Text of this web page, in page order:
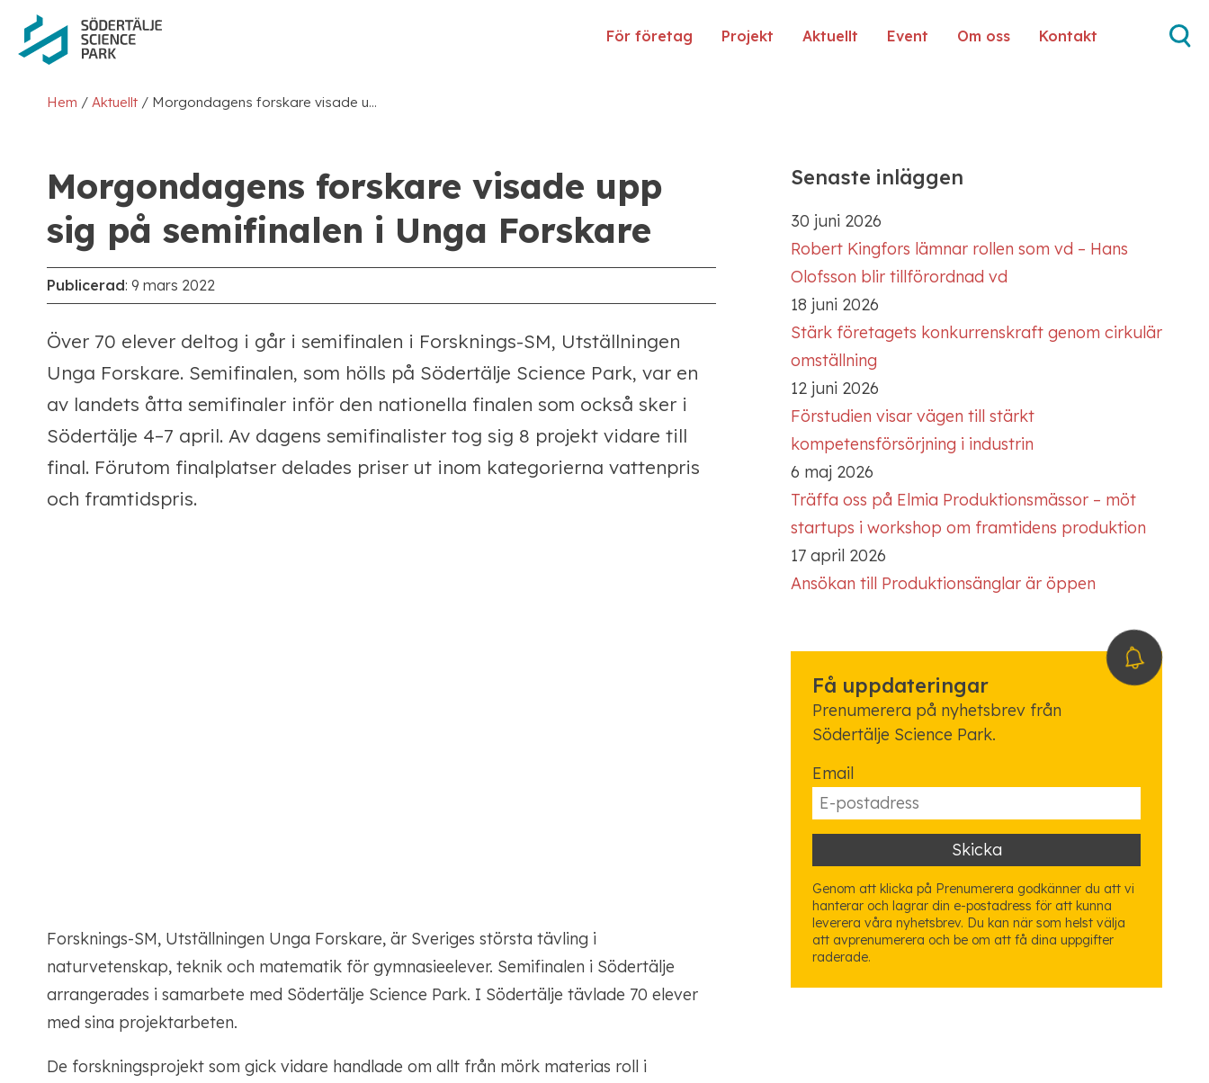
Hoppa
innehåll
Hoppa
navigering
För företag Projekt Aktuellt Event Om oss Kontakt
Hem / Aktuellt / Morgondagens forskare visade upp sig på semifinalen i Unga Forskare
Morgondagens forskare visade upp
sig på semifinalen i Unga Forskare
Publicerad: 9 mars 2022
Över 70 elever deltog i går i semifinalen i Forsknings-SM, Utställningen
Unga Forskare. Semifinalen, som hölls på Södertälje Science Park, var en
av landets åtta semifinaler inför den nationella finalen som också sker i
Södertälje 4–7 april. Av dagens semifinalister tog sig 8 projekt vidare till
final. Förutom finalplatser delades priser ut inom kategorierna vattenpris
och framtidspris.
Forsknings-SM, Utställningen Unga Forskare, är Sveriges största tävling i
naturvetenskap, teknik och matematik för gymnasieelever. Semifinalen i Södertälje
arrangerades i samarbete med Södertälje Science Park. I Södertälje tävlade 70 elever
med sina projektarbeten.
De forskningsprojekt som gick vidare handlade om allt från mörk materias roll i
Senaste inläggen
30 juni 2026
Robert Kingfors lämnar rollen som vd – Hans
Olofsson blir tillförordnad vd
18 juni 2026
Stärk företagets konkurrenskraft genom cirkulär
omställning
12 juni 2026
Förstudien visar vägen till stärkt
kompetensförsörjning i industrin
6 maj 2026
Träffa oss på Elmia Produktionsmässor – möt
startups i workshop om framtidens produktion
17 april 2026
Ansökan till Produktionsänglar är öppen
Få uppdateringar
Prenumerera på nyhetsbrev från
Södertälje Science Park.
Email
Genom att klicka på Prenumerera godkänner du att vi
hanterar och lagrar din e-postadress för att kunna
leverera våra nyhetsbrev. Du kan när som helst välja
att avprenumerera och be om att få dina uppgifter
raderade.